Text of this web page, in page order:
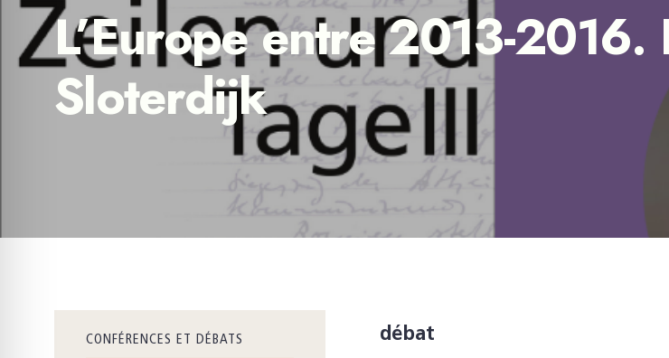
L’Europe entre 2013-
Sloterdijk
débat
CONFÉRENCES ET DÉBATS